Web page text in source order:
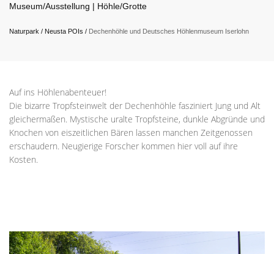
Museum/Ausstellung | Höhle/Grotte
Naturpark / Neusta POIs / Dechenhöhle und Deutsches Höhlenmuseum Iserlohn
Auf ins Höhlenabenteuer!
Die bizarre Tropfsteinwelt der Dechenhöhle fasziniert Jung und Alt
gleichermaßen. Mystische uralte Tropfsteine, dunkle Abgründe und
Knochen von eiszeitlichen Bären lassen manchen Zeitgenossen
erschaudern. Neugierige Forscher kommen hier voll auf ihre
Kosten.